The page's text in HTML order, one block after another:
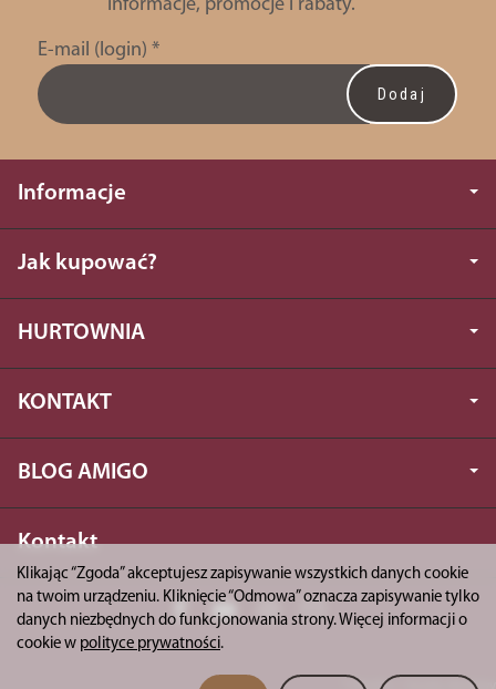
informacje, promocje i rabaty.
E-mail (login) *
Informacje
Jak kupować?
HURTOWNIA
KONTAKT
BLOG AMIGO
Kontakt
Klikając “Zgoda” akceptujesz zapisywanie wszystkich danych cookie
na twoim urządzeniu. Kliknięcie “Odmowa” oznacza zapisywanie tylko
danych niezbędnych do funkcjonowania strony. Więcej informacji o
cookie w polityce prywatności.